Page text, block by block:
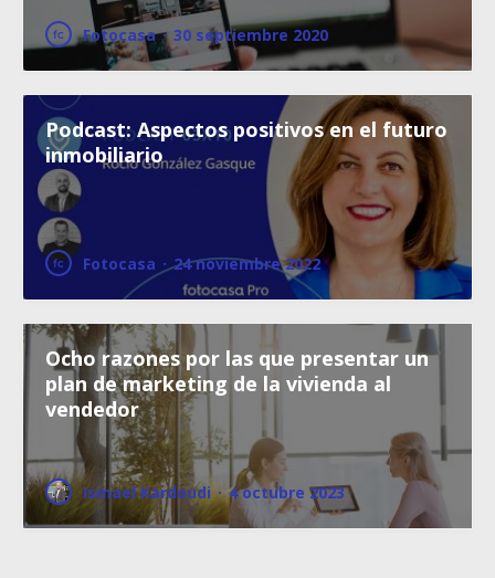
Fotocasa · 30 septiembre 2020
Podcast: Aspectos positivos en el futuro
inmobiliario
Fotocasa · 24 noviembre 2022
Ocho razones por las que presentar un
plan de marketing de la vivienda al
vendedor
Ismael Kardoudi · 4 octubre 2023